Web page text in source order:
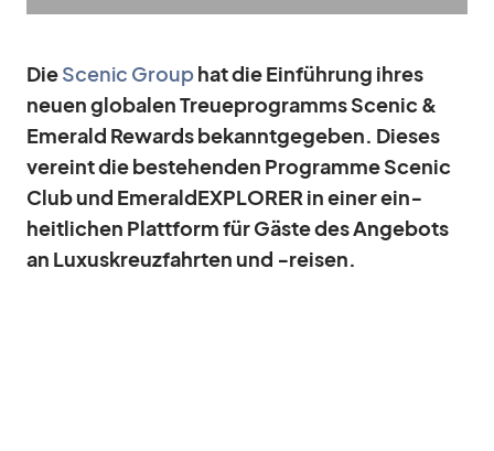
DieScenic Grouphat die Ein­füh­rung ih­res
neuen glo­ba­len Treue­pro­gramms Scenic &
Emer­ald Re­wards be­kannt­ge­ge­ben. Die­ses
ver­eint die be­stehen­den Pro­gramme Scenic
Club und Emer­ald­EX­PLO­RER in ei­ner ein­
heit­li­chen Platt­form für Gäste des An­ge­bots
an Lu­xus­kreuz­fahr­ten und ‑rei­sen.